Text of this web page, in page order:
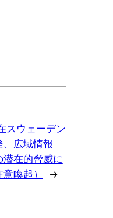
スウェーデン
、広域情報
潜在的脅威に
喚起）
→